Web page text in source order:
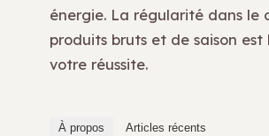
énergie. La régularité dans le
produits bruts et de saison est
votre réussite.
À propos Articles récents